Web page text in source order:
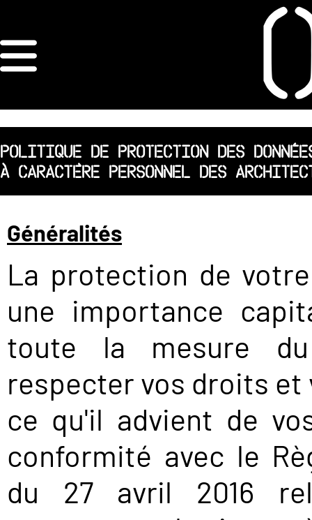
ORDRE DES
ARCHITECTES
ACCUEIL
LISTE DES
ARCHITECTES
JURISPRUDENCE
ANNEXE 4 CODT
NOUS
CONTACTER
POLITIQUE DE PROTECTION DES
À CARACTÈRE PERSONNEL DES
Généralités
La protection de
une importance
toute la mesure
respecter vos droits
ce qu'il advient de
conformité avec le
du 27 avril 2016